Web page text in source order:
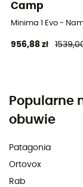
Camp
Minima 1 Evo -
956,88 zł
Popularne
obuwie
Patagonia
Ortovox
Rab